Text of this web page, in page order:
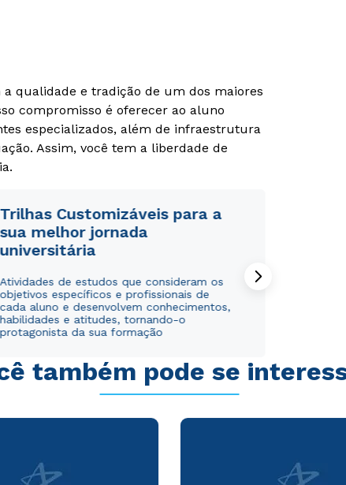
qualidade e tradição de um dos maiores
compromisso é oferecer ao aluno
especializados, além de infraestrutura
Assim, você tem a liberdade de
Trilhas Customizáveis para a
sua melhor jornada
universitária
Atividades de estudos que consideram os
objetivos específicos e profissionais de
cada aluno e desenvolvem conhecimentos,
habilidades e atitudes, tornando-o
protagonista da sua formação
também pode se
Estou de acordo com aPolítica de Privacidade.
autorizo que meus dados sejam utilizados para o
Estou de acordo com aPolítica de Privacidade.
autorizo que meus dados sejam utilizados para o